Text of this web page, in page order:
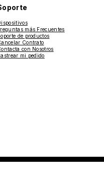
más Frecuentes
de productos
Contrato
con Nosotros
mi pedido